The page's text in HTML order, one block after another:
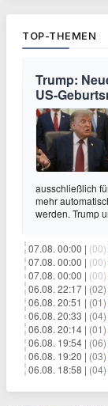
TOP-THEMEN
Trump:
US-
ausschließlich
mehr
werden. Trump
07.08. 00:00 | (00)
07.08. 00:00 | (00)
07.08. 00:00 | (00)
06.08. 22:17 | (02)
06.08. 20:51 | (01)
06.08. 20:33 | (04)
06.08. 20:14 | (01)
06.08. 19:54 | (06)
06.08. 19:20 | (03)
06.08. 18:58 | (04)